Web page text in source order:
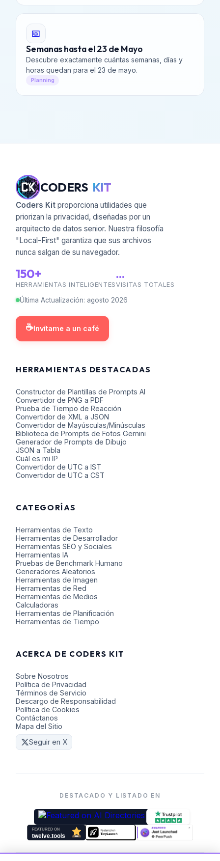
📅
Semanas hasta el 23 de Mayo
Descubre exactamente cuántas semanas, días y
horas quedan para el 23 de mayo.
Planning
CODERS KIT
Coders Kit proporciona utilidades que
priorizan la privacidad, diseñadas por un
arquitecto de datos senior. Nuestra filosofía
"Local-First" garantiza que sus archivos
nunca salgan de su navegador.
150+
HERRAMIENTAS INTELIGENTES
...
VISITAS TOTALES
Última Actualización: agosto 2026
☕Invítame a un café
HERRAMIENTAS DESTACADAS
Constructor de Plantillas de Prompts AI
Convertidor de PNG a PDF
Prueba de Tiempo de Reacción
Convertidor de XML a JSON
Convertidor de Mayúsculas/Minúsculas
Biblioteca de Prompts de Fotos Gemini
Generador de Prompts de Dibujo
JSON a Tabla
Cuál es mi IP
Convertidor de UTC a IST
Convertidor de UTC a CST
CATEGORÍAS
Herramientas de Texto
Herramientas de Desarrollador
Herramientas SEO y Sociales
Herramientas IA
Pruebas de Benchmark Humano
Generadores Aleatorios
Herramientas de Imagen
Herramientas de Red
Herramientas de Medios
Calculadoras
Herramientas de Planificación
Herramientas de Tiempo
ACERCA DE CODERS KIT
Sobre Nosotros
Política de Privacidad
Términos de Servicio
Descargo de Responsabilidad
Política de Cookies
Contáctanos
Mapa del Sitio
Seguir en X
DESTACADO Y LISTADO EN